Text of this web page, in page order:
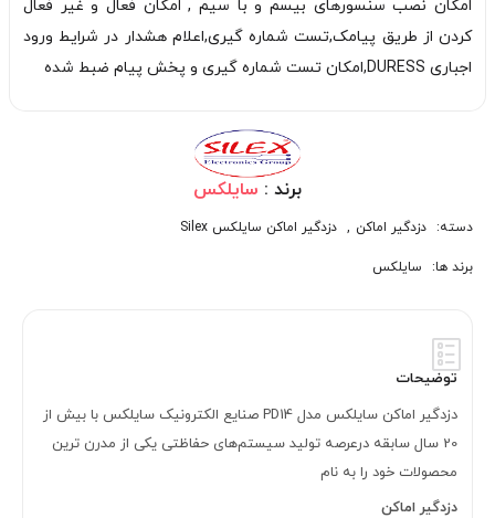
امکان نصب سنسورهای بیسم و با سیم , امکان فعال و غیر فعال
کردن از طریق پیامک,تست شماره گیری,اعلام هشدار در شرایط ورود
اجباری DURESS,امکان تست شماره­ گیری و پخش پیام ضبط شده
برند : سایلکس
دسته: دزدگیر اماکن , دزدگیر اماکن سایلکس Silex
برند ها: سایلکس
توضیحات
دزدگیر اماکن سایلکس مدل PD14 صنایع الکترونیک سایلکس با بیش از
20 سال سابقه درعرصه تولید سیستم‌های حفاظتی یکی از مدرن ترین
محصولات خود را به نام
دزدگیر اماکن